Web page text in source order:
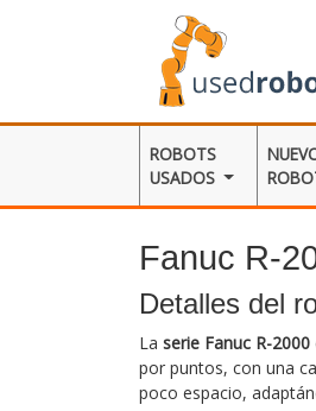
ROBOTS
USADOS
Fanuc R-
Detalles del
La serie Fanuc R-2000
por puntos, con una
poco espacio,